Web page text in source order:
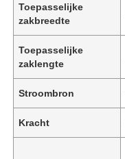
Toepasselijke
zakbreedte
Toepasselijke
zaklengte
Stroombron
Kracht